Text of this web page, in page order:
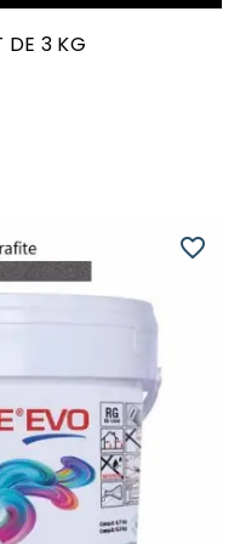
DE 3 KG
favorite_border